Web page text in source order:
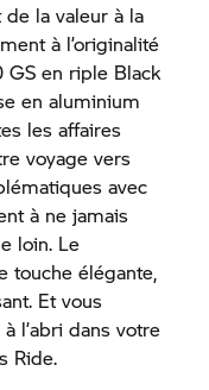
de la valeur à la
à l’originalité
GS en riple Black
en aluminium
les affaires
voyage vers
avec
à ne jamais
loin. Le
touche élégante,
Et vous
l’abri dans votre
Ride.